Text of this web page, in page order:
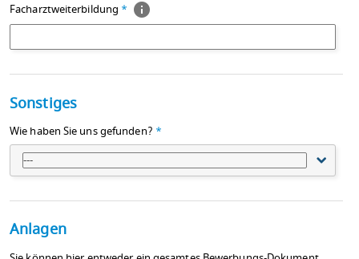
Facharztweiterbildung *
Sonstiges
Wie haben Sie uns gefunden? *
---
Anlagen